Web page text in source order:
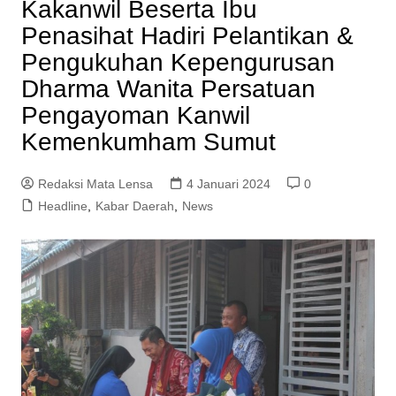
Kakanwil Beserta Ibu
Penasihat Hadiri Pelantikan &
Pengukuhan Kepengurusan
Dharma Wanita Persatuan
Pengayoman Kanwil
Kemenkumham Sumut
Redaksi Mata Lensa 4 Januari 2024
0
Headline
Kabar Daerah News